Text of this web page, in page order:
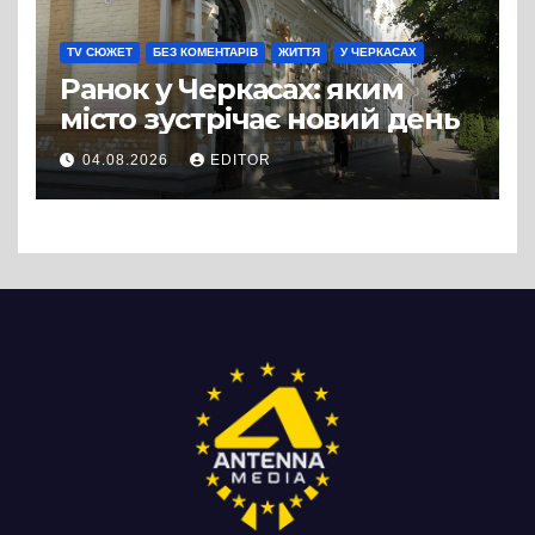
TV СЮЖЕТ БЕЗ КОМЕНТАРІВ ЖИТТЯ У ЧЕРКАСАХ
Ранок у Черкасах: яким
місто зустрічає новий день
04.08.2026 EDITOR